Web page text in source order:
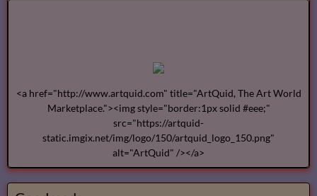
<a href="http://www.artquid.com" title="ArtQuid, The Art World
Marketplace."><img style="border:1px solid #eee;"
src="https://artquid-
static.imgix.net/img/logo/150/artquid_logo_150.png"
alt="ArtQuid" /></a>